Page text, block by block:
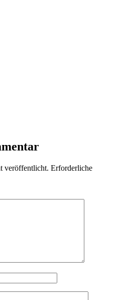
veröffentlicht. Erforderliche